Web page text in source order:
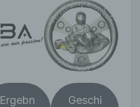
Ergebn
Geschi